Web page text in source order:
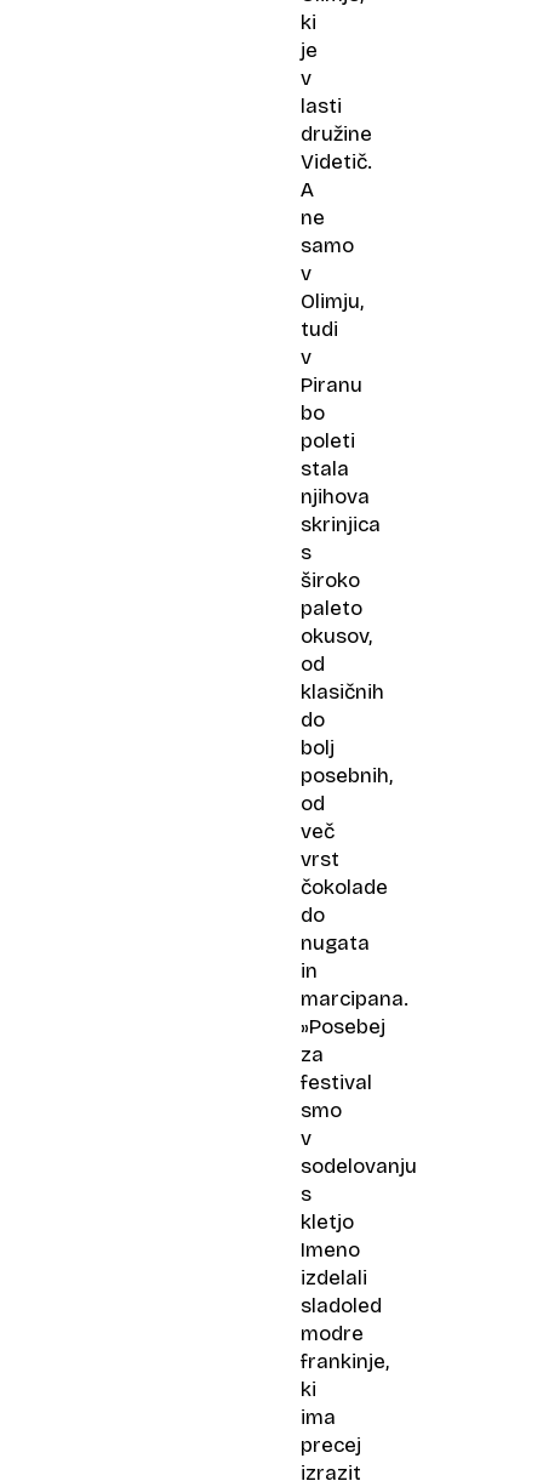
ki
je
v
lasti
družine
Videtič.
A
ne
samo
v
Olimju,
tudi
v
Piranu
bo
poleti
stala
njihova
skrinjica
s
široko
paleto
okusov,
od
klasičnih
do
bolj
posebnih,
od
več
vrst
čokolade
do
nugata
in
marcipana.
»Posebej
za
festival
smo
v
sodelovanju
s
kletjo
Imeno
izdelali
sladoled
modre
frankinje,
ki
ima
precej
izrazit